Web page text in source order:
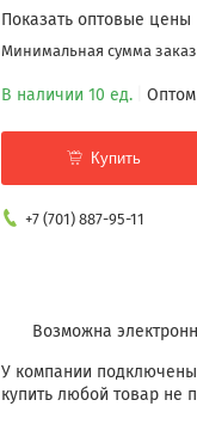
Показать оптовые цены
Минимальная сумма
В наличии 10 ед.
Купить
+7 (701) 887-95-11
У компании
купить любой товар не